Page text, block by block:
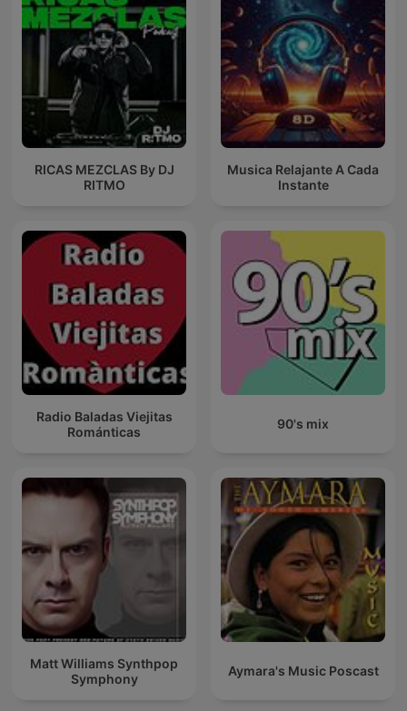
RICAS MEZCLAS By DJ
RITMO
Musica Relajante A Cada
Instante
Radio Baladas Viejitas
Románticas
90's mix
Matt Williams Synthpop
Symphony
Aymara's Music Poscast